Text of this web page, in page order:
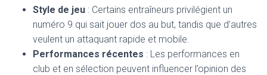
Style de jeu : Certains entraîneurs privilégient un
numéro 9 qui sait jouer dos au but, tandis que d’autres
veulent un attaquant rapide et mobile.
Performances récentes : Les performances en
club et en sélection peuvent influencer l’opinion des